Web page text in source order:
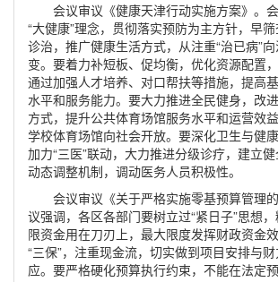
会议审议《健康天津行动实施方案》。
“大健康”理念，贯彻落实预防为主方针，早
诊治，推广健康生活方式，从注重“治已病”向
变。要着力补短板、促均衡，优化资源配置，
通过加强人才培养、对口帮扶等措施，提高
水平和服务能力。要大力推进全民健身，改
方式，提升公共体育场馆服务水平和运营效
学校体育场馆向社会开放。要深化卫生与健
加力“三医”联动，大力推进分级诊疗，建立
动态调整机制，调动医务人员积极性。
会议审议《关于严格实施零基预算管理
议强调，各区各部门要树立过“紧日子”思想
限资金用在刀刃上，最大限度发挥财政资金
“三保”，注重现金流，切实做到项目安排与
应。要严格硬化预算执行约束，不能在法定